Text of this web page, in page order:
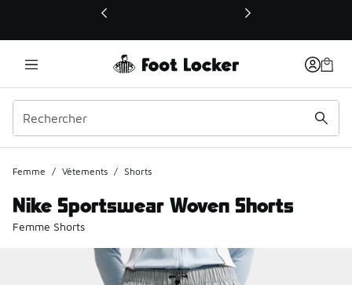
Ce lien ouvrira une nouvelle fenêtre
Femme / Vêtements / Shorts
Nike Sportswear Woven Shorts
Femme Shorts